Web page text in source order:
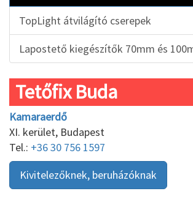
TopLight átvilágító cserepek
Lapostető kiegészítők 70mm és
Tetőfix Buda
Kamaraerdő
XI. kerület, Budapest
Tel.: +36 30 756 1597
Kivitelezőknek, beruházóknak